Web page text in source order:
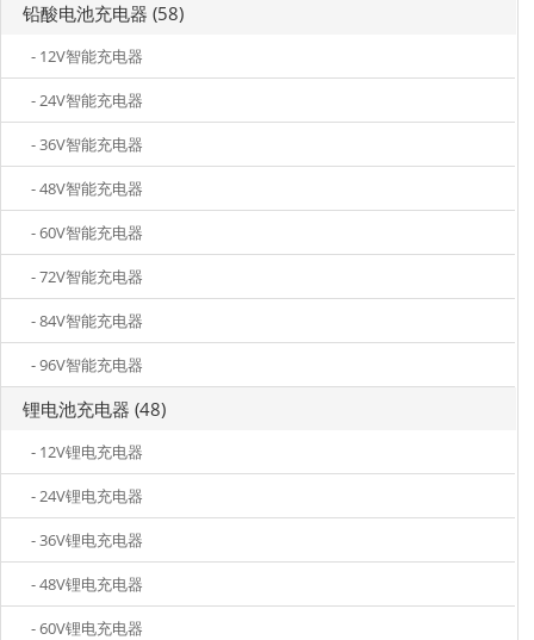
铅酸电池充电器 (58)
- 12V智能充电器
- 24V智能充电器
- 36V智能充电器
- 48V智能充电器
- 60V智能充电器
- 72V智能充电器
- 84V智能充电器
- 96V智能充电器
锂电池充电器 (48)
- 12V锂电充电器
- 24V锂电充电器
- 36V锂电充电器
- 48V锂电充电器
- 60V锂电充电器